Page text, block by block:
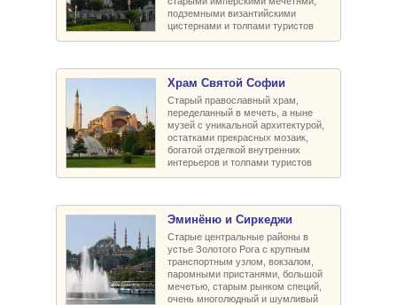
подземными византийскими
цистернами и толпами туристов
Храм Святой Софии
Старый православный храм,
переделанный в мечеть, а ныне
музей с уникальной архитектурой,
остатками прекрасных мозаик,
богатой отделкой внутренних
интерьеров и толпами туристов
Эминёню и Сиркеджи
Старые центральные районы в
устье Золотого Рога с крупным
транспортным узлом, вокзалом,
паромными пристанями, большой
мечетью, старым рынком специй,
очень многолюдный и шумливый